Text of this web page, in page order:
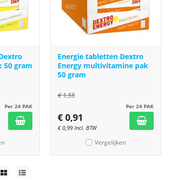
50 gram
Per 24 PAK
Energie tabletten Dextro
Energy multivitamine pak
50 gram
€1,55
Per 24 PAK
€ 0,91
€0,99 Incl. BTW
Vergelijken